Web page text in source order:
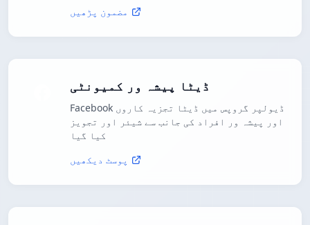
مضمون پڑھیں
ڈیٹا پیشہ ور کمیونٹی
Facebook ڈیولپر گروپس میں ڈیٹا تجزیہ کاروں
اور پیشہ ور افراد کی جانب سے شیئر اور تجویز
کیا گیا
پوسٹ دیکھیں